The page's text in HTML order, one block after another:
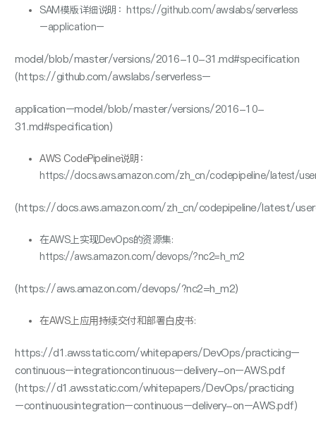
SAM模版详细说明 ： https://github.com/awslabs/serverless
–application–
model/blob/master/versions/2016-10-31.md#specification
(https://github.com/awslabs/serverless–
application–model/blob/master/versions/2016-10-
31.md#specification)
AWS CodePipeline说明：
https://docs.aws.amazon.com/zh cn/codepipeline/ latest/
(https://docs.aws.amazon.com/zh cn/codepipeline/latest/
在AWS上实现DevOps的资源集:
https://aws.amazon.com/devops/?nc2=h m2
(https://aws.amazon.com/devops/?nc2=h m2)
在AWS上应⽤持续交付和部署⽩⽪书:
https://d1.awsstatic.com/whitepapers/DevOps/practicing–
continuous–integrationcontinuous–delivery-on–AWS.pdf
(https://d1.awsstatic.com/whitepapers/DevOps/practicing
–continuousintegration–continuous–delivery-on–AWS.pdf)